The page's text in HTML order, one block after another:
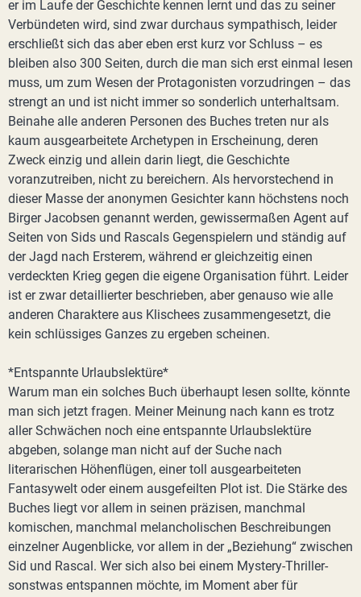
er im Laufe der Geschichte kennen lernt und das zu seiner
Verbündeten wird, sind zwar durchaus sympathisch, leider
erschließt sich das aber eben erst kurz vor Schluss – es
bleiben also 300 Seiten, durch die man sich erst einmal lesen
muss, um zum Wesen der Protagonisten vorzudringen – das
strengt an und ist nicht immer so sonderlich unterhaltsam.
Beinahe alle anderen Personen des Buches treten nur als
kaum ausgearbeitete Archetypen in Erscheinung, deren
Zweck einzig und allein darin liegt, die Geschichte
voranzutreiben, nicht zu bereichern. Als hervorstechend in
dieser Masse der anonymen Gesichter kann höchstens noch
Birger Jacobsen genannt werden, gewissermaßen Agent auf
Seiten von Sids und Rascals Gegenspielern und ständig auf
der Jagd nach Ersterem, während er gleichzeitig einen
verdeckten Krieg gegen die eigene Organisation führt. Leider
ist er zwar detaillierter beschrieben, aber genauso wie alle
anderen Charaktere aus Klischees zusammengesetzt, die
kein schlüssiges Ganzes zu ergeben scheinen.
*Entspannte Urlaubslektüre*
Warum man ein solches Buch überhaupt lesen sollte, könnte
man sich jetzt fragen. Meiner Meinung nach kann es trotz
aller Schwächen noch eine entspannte Urlaubslektüre
abgeben, solange man nicht auf der Suche nach
literarischen Höhenflügen, einer toll ausgearbeiteten
Fantasywelt oder einem ausgefeilten Plot ist. Die Stärke des
Buches liegt vor allem in seinen präzisen, manchmal
komischen, manchmal melancholischen Beschreibungen
einzelner Augenblicke, vor allem in der „Beziehung“ zwischen
Sid und Rascal. Wer sich also bei einem Mystery-Thriller-
sonstwas entspannen möchte, im Moment aber für